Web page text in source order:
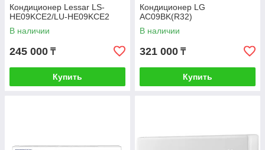
Кондиционер Lessar LS-
HE09KCE2/LU-HE09KCE2
В наличии
245 000 ₸
Купить
Кондиционер LG
AC09BK(R32)
В наличии
321 000 ₸
Купить